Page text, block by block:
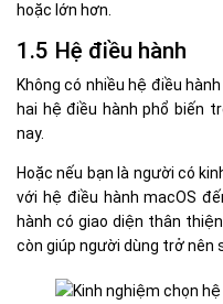
hoặc lớn hơn.
1.5 Hệ điều hành
Không có nhiều hệ điều
hai hệ điều hành phổ biến
nay.
Hoặc nếu bạn là người có
với hệ điều hành macOS
hành có giao diện thân
còn giúp người dùng trở nên